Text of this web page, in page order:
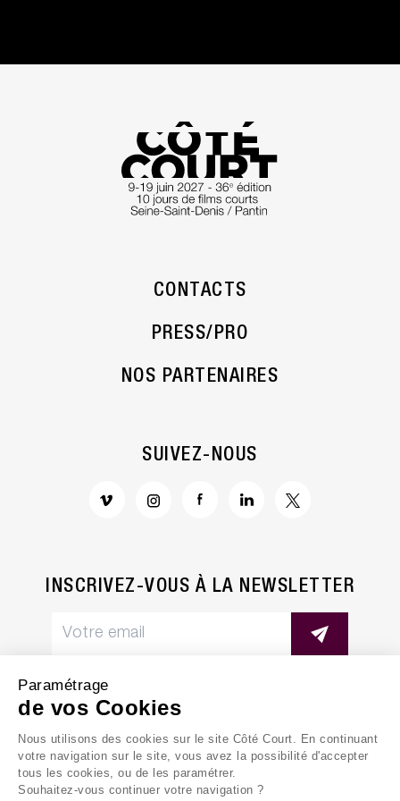
CONTACTS
PRESS/PRO
NOS PARTENAIRES
SUIVEZ-NOUS
INSCRIVEZ-VOUS À LA NEWSLETTER
MENTIONS LÉGALES
POLITIQUE DE CONFIDENTIALITÉ
Paramétrage
de vos Cookies
Nous utilisons des cookies sur le site Côté Court. En continuant
votre navigation sur le site, vous avez la possibilité d'accepter
tous les cookies, ou de les paramétrer.
Souhaitez-vous continuer votre navigation ?